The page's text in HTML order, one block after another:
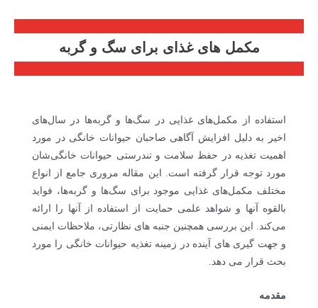
مکمل های غذای برای سگ و گربه
استفاده از مکمل‌های غذایی در سگ‌ها و گربه‌ها در سال‌های
اخیر به دلیل افزایش آگاهی صاحبان حیوانات خانگی در مورد
اهمیت تغذیه در حفظ سلامت و تندرستی حیوانات خانگی‌شان
مورد توجه قرار گرفته است. این مقاله مروری جامع از انواع
مختلف مکمل‌های غذایی موجود برای سگ‌ها و گربه‌ها، فواید
بالقوه آنها و شواهد علمی حمایت از استفاده از آنها را ارائه
می‌کند. این بررسی همچنین جنبه های نظارتی، ملاحظات ایمنی
و جهت گیری های آینده در زمینه تغذیه حیوانات خانگی را مورد
بحث قرار می دهد.
مقدمه